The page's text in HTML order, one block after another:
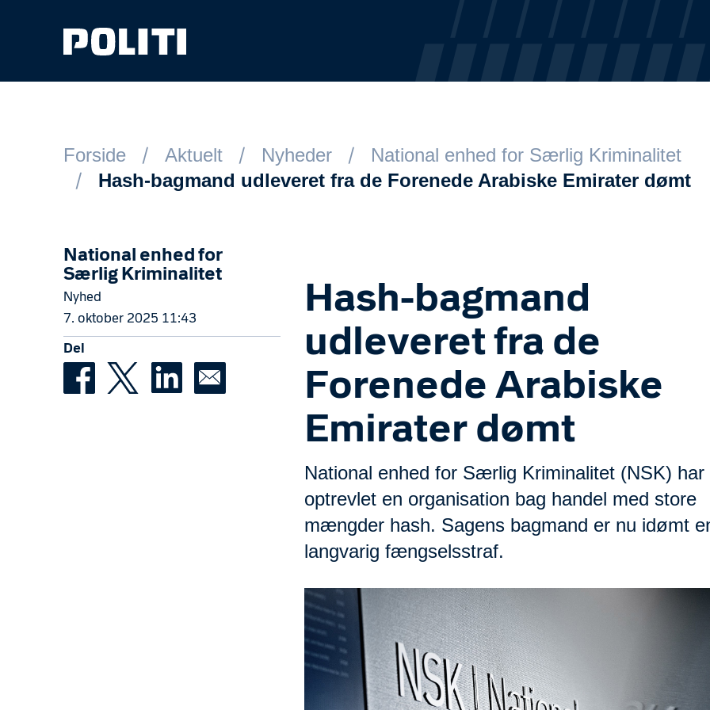
Forside Aktuelt Nyheder
National enhed for Særlig Kriminalitet
Hash-bagmand udleveret fra de Forenede Arabiske Emirater dømt
National enhed for
Særlig Kriminalitet
Nyhed
7. oktober 2025 11:43
Del
Hash-bagmand
udleveret fra de
Forenede Arabiske
Emirater dømt
National enhed for Særlig Kriminalitet (NSK) har
optrevlet en organisation bag handel med store
mængder hash. Sagens bagmand er nu idømt
langvarig fængselsstraf.